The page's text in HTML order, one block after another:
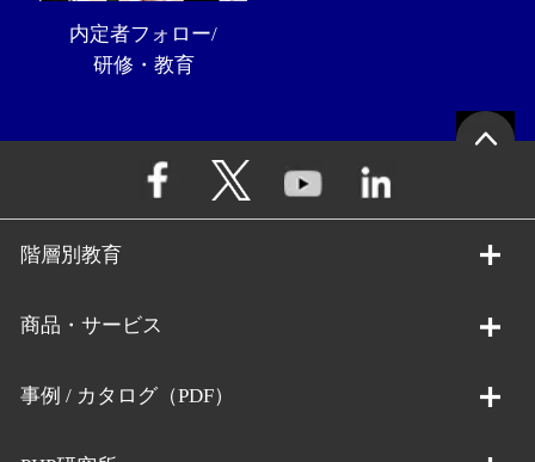
内定者フォロー/
研修・教育
階層別教育
商品・サービス
事例 / カタログ（PDF）